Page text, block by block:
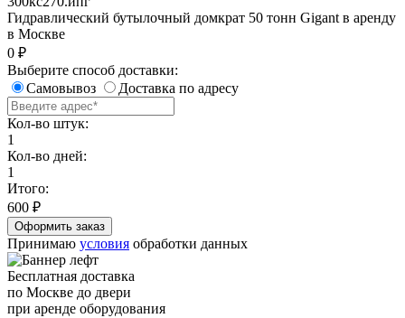
Гидравлический бутылочный домкрат 50 тонн Gigant в аренду
в Москве
0 ₽
Выберите способ доставки:
Самовывоз
Доставка по адресу
Кол-во штук:
1
Кол-во дней:
1
Итого:
600 ₽
Принимаю условия обработки данных
Бесплатная доставка
по Москве до двери
при аренде оборудования